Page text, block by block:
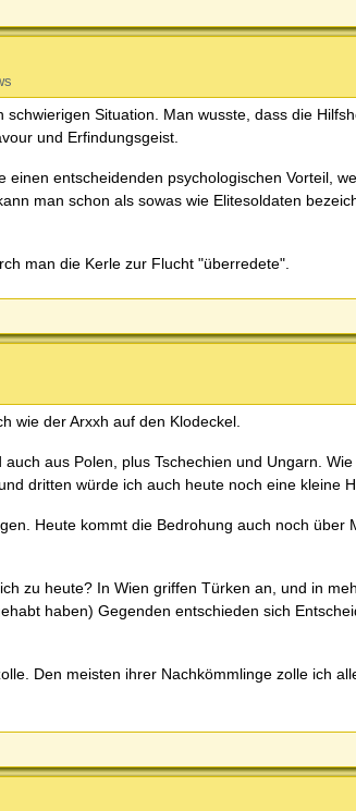
Situation. Man wusste, dass die
und Erfindungsgeist.
entscheidenden psychologischen Vorteil,
man schon als sowas wie Elitesoldaten
man die Kerle zur Flucht "überredete".
wie der Arxxh auf den Klodeckel.
aus Polen, plus Tschechien und Ungarn.
dritten würde ich auch heute noch eine kleine
Heute kommt die Bedrohung auch noch über
zu heute? In Wien griffen Türken an, und in
haben) Gegenden entschieden sich
Den meisten ihrer Nachkömmlinge zolle ich